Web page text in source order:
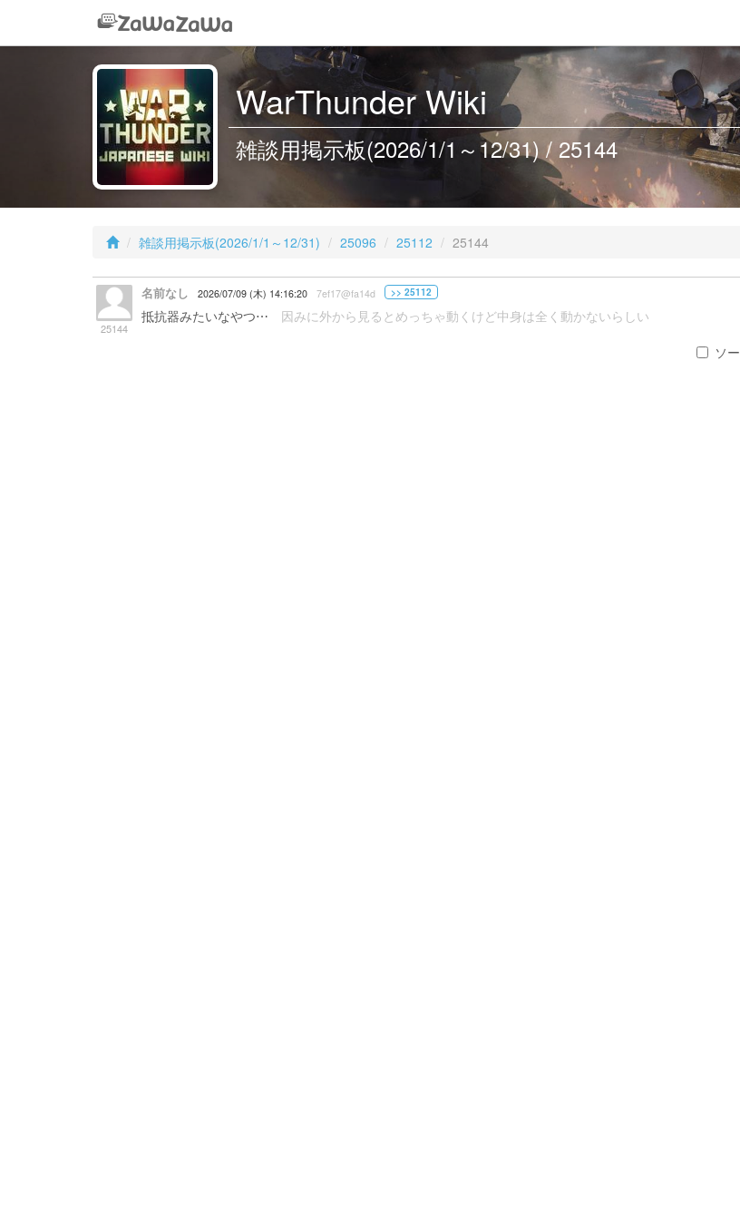
WarThunder Wiki
雑談用掲示板(2026/1/1～12/31) / 25144
雑談用掲示板(2026/1/1～12/31) 25096 25112 25144
25144
名前なし 2026/07/09 (木) 14:16:20 7ef17@fa14d >> 25112
抵抗器みたいなやつ⋯ 因みに外から見るとめっちゃ動くけど中身は全く動かないらしい
ソ